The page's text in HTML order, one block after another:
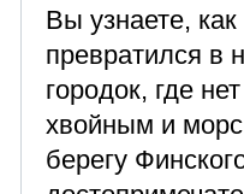
Вы узнаете,
превратился в
городок, где
хвойным и
берегу